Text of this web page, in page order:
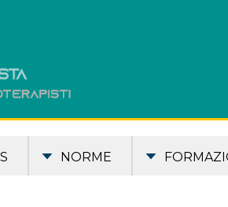
NORME